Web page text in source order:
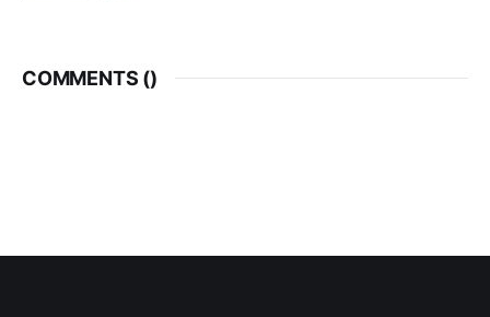
COMMENTS ()